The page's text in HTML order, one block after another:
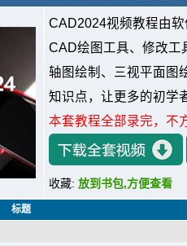
CAD2024视频教程由
CAD绘图工具、修改工
轴图绘制、三视平面图
知识点，让更多的初学
本套教程全部录完，不
收藏: 放到书包,方便查看
标题